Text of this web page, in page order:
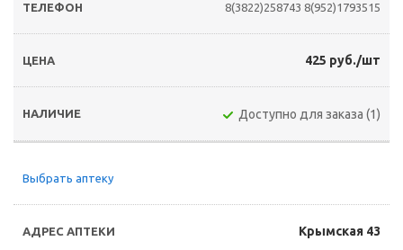
8(3822)258743 8(952)1793515
425 руб./шт
Доступно для заказа (1)
Выбрать аптеку
Крымская 43